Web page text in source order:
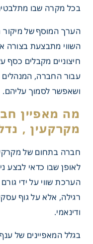
שווי חברה
בכל מקרה שבו
הערך המוסף של מיקור
השווי מתבצעת בצורה
חיצוניים מקבלים כסף
עבור החברה, המנהלים
ושאפשר לסמוך עליהם.
חברה בתחום של
לאופן שבו כדאי לבצע
הערכת שווי על ידי
רגילה, אלא על גוף
ודינאמי.
בגלל המאפיינים של